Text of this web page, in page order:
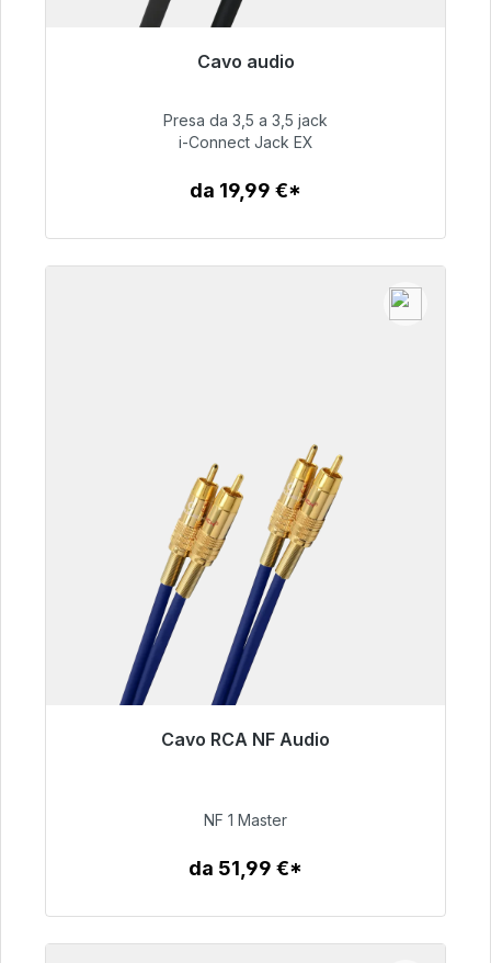
Cavo audio
Pronto per la spedizione immediata, tempo di
51,99 €
Presa da 3,5 a 3,5 jack
i-Connect Jack EX
da 19,99 €*
Cavo RCA NF Audio
Pronto per la spedizione immediata, tempo di
99,00 €
NF 1 Master
da 51,99 €*